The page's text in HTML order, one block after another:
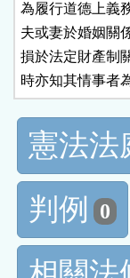
為履行道德上義
夫或妻於婚姻關
損於法定財產制
時亦知其情事者
憲法法
判例
0